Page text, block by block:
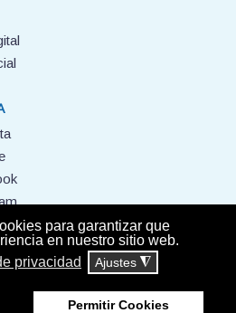
para garantizar que
en nuestro sitio web.
privacidad Ajustes ◮
Permitir Cookies
Política de privacidad